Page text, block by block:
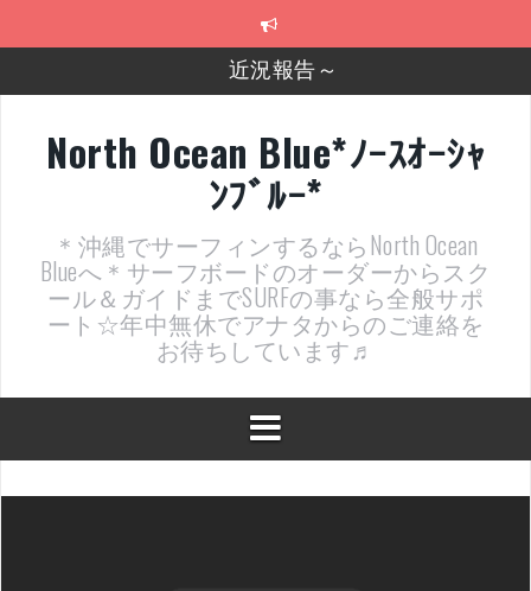
近況報告～
2026年明けました〜
近況報告ww
ヤッチマッターーーー！！！
支部長就任報告と支部予選・検定開催決定！
North Ocean Blue*ﾉｰｽｵｰｼｬ
ﾝﾌﾞﾙｰ*
＊沖縄でサーフィンするならNorth Ocean
Blueへ＊サーフボードのオーダーからスク
ール＆ガイドまでSURFの事なら全般サポ
ート☆年中無休でアナタからのご連絡を
お待ちしています♬